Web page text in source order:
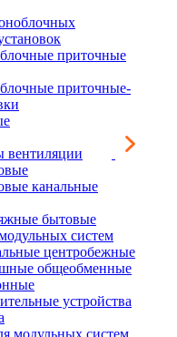
приточные
приточные-
вентиляции
канальные
бытовые
систем
центробежные
общеобменные
устройства
модульных систем